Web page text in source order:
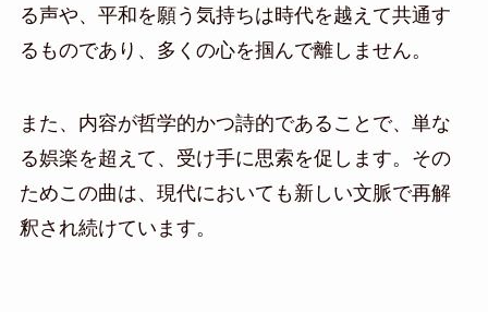
る声や、平和を願う気持ちは時代を越えて共通す
るものであり、多くの心を掴んで離しません。
また、内容が哲学的かつ詩的であることで、単な
る娯楽を超えて、受け手に思索を促します。その
ためこの曲は、現代においても新しい文脈で再解
釈され続けています。